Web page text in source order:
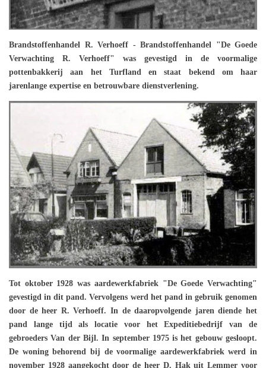
Brandstoffenhandel R. Verhoeff - Brandstoffenhandel "De Goede
Verwachting R. Verhoeff" was gevestigd in de voormalige
pottenbakkerij aan het Turfland en staat bekend om haar
jarenlange expertise en betrouwbare dienstverlening.
Tot oktober 1928 was aardewerkfabriek "De Goede Verwachting"
gevestigd in dit pand. Vervolgens werd het pand in gebruik genomen
door de heer R. Verhoeff. In de daaropvolgende jaren diende het
pand lange tijd als locatie voor het Expeditiebedrijf van de
gebroeders Van der Bijl. In september 1975 is het gebouw gesloopt.
De woning behorend bij de voormalige aardewerkfabriek werd in
november 1928 aangekocht door de heer D. Hak uit Lemmer voor